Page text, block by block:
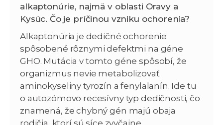
alkaptonúrie, najmä v oblasti Oravy a
Kysúc. Čo je príčinou vzniku ochorenia?
Alkaptonúria je dedičné ochorenie
spôsobené rôznymi defektmi na géne
GHO. Mutácia v tomto géne spôsobí, že
organizmus nevie metabolizovať
aminokyseliny tyrozín a fenylalanín. Ide tu
o autozómovo recesívny typ dedičnosti, čo
znamená, že chybný gén majú obaja
rodičia, ktorí sú síce zvyčajne